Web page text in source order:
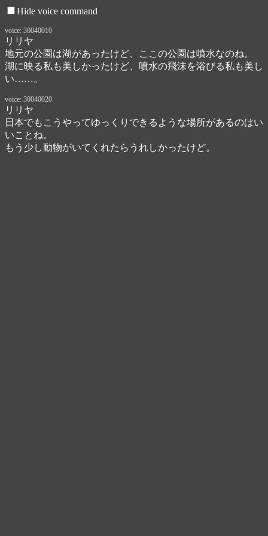
Hide voice command
voice: 30040010
リリヤ
地元の公園は湖があったけど、ここの公園は噴水なのね。
湖に映る私も美しかったけど、噴水の飛沫を浴びる私も美し
い……。
voice: 30040020
リリヤ
日本でもこうやってゆっくりできるような場所があるのはい
いことね。
もう少し動物がいてくれたらうれしかったけど。